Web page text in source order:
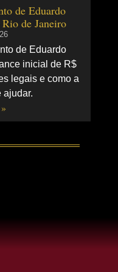
de Eduardo
de Janeiro
de Eduardo
inicial de R$
legais e como a
ajudar.